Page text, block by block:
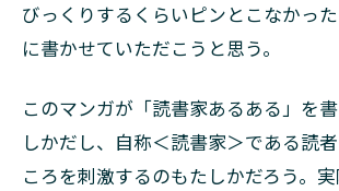
びっくりするくらいピンとこなかっ
に書かせていただこうと思う。
このマンガが「読書家あるある」を
しかだし、自称＜読書家＞である読
ころを刺激するのもたしかだろう。